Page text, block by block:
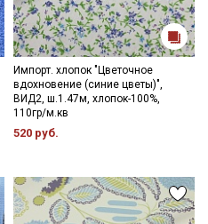
Импорт. хлопок "Цветочное
вдохновение (синие цветы)",
ВИД2, ш.1.47м, хлопок-100%,
110гр/м.кв
520 руб.